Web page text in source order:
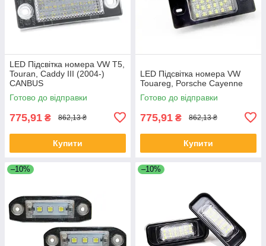
LED Підсвітка номера VW Т5,
Touran, Caddy III (2004-)
CANBUS
Готово до відправки
775,91 ₴ 862,13 ₴
Купити
LED Підсвітка номера VW
Touareg, Porsche Cayenne
Готово до відправки
775,91 ₴ 862,13 ₴
Купити
–10% –10%